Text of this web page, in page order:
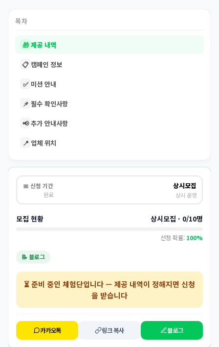
목차
🎁 제공 내역
📋 캠페인 정보
✅ 미션 안내
📌 필수 확인사항
📢 추가 안내사항
📍 업체 위치
📅 신청 기간
완료
상시모집
상시 운영
모집 현황 상시모집 · 0/10명
선정 확률: 100%
📝 블로그
⏳준비 중인 체험단입니다 — 제공 내역이 정해지면 신청
을 받습니다
카카오톡 링크 복사 블로그